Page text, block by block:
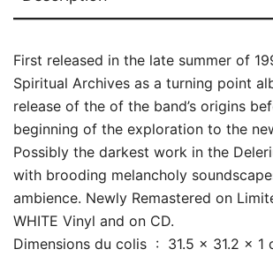
First released in the late summer of
Spiritual Archives as a turning point
release of the of the band’s origins
beginning of the exploration to the
Possibly the darkest work in the
with brooding melancholy
ambience. Newly Remastered on
WHITE Vinyl and on CD.
Dimensions du colis ‏ : ‎ 31.5 x 31.2 x 1 cm; 450